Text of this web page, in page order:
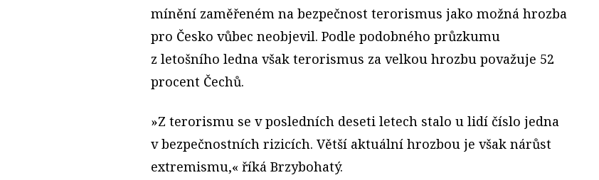
mínění zaměřeném na bezpečnost terorismus jako možná hrozba
pro Česko vůbec neobjevil. Podle podobného průzkumu
z letošního ledna však terorismus za velkou hrozbu považuje 52
procent Čechů.
»Z terorismu se v posledních deseti letech stalo u lidí číslo jedna
v bezpečnostních rizicích. Větší aktuální hrozbou je však nárůst
extremismu,« říká Brzybohatý.